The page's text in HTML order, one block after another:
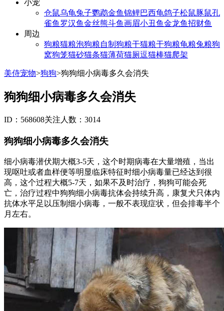
小宠
仓鼠乌龟兔子鹦鹉金鱼锦鲤巴西龟鸽子松鼠豚鼠孔
雀鱼 罗汉鱼金丝熊斗鱼画眉小丑鱼金龙鱼招财鱼
周边
狗粮猫粮泡狗粮自制狗粮干猫粮干狗粮龟粮兔粮狗
窝狗笼猫砂猫条猫薄荷猫厕逗猫棒猫爬架
美侍宠物>狗狗>狗狗细小病毒多久会消失
狗狗细小病毒多久会消失
ID：568608关注人数：3014
狗狗细小病毒多久会消失
细小病毒潜伏期大概3-5天，这个时期病毒在大量增殖，当出
现呕吐或者血样便等明显临床特征时细小病毒量已经达到很
高，这个过程大概5-7天，如果不及时治疗，狗狗可能会死
亡，治疗过程中狗狗细小病毒抗体会持续升高，康复犬只体内
抗体水平足以压制细小病毒，一般不表现症状，但会排毒半个
月左右。